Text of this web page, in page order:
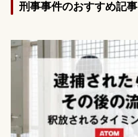
刑事事件のおすすめ記事